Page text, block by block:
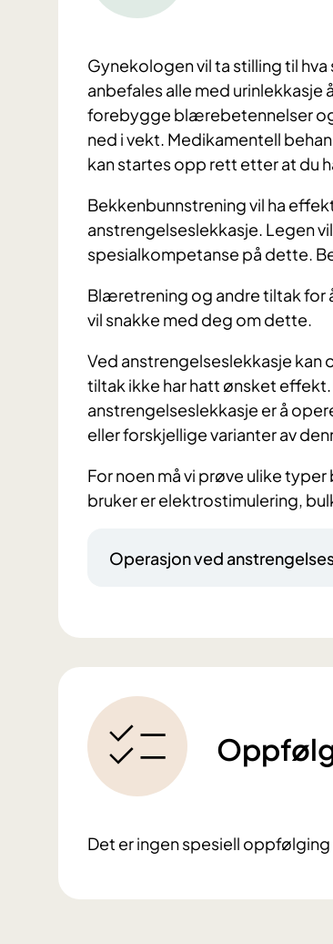
Gynekologen vil ta stilling til
anbefales alle med urinlekkasje
forebygge blærebetennelser
ned i vekt. Medikamentell
kan startes opp rett etter at du
Bekkenbunnstrening vil ha
anstrengelseslekkasje. Legen
spesialkompetanse på dette.
Blæretrening og andre tiltak for
vil snakke med deg om dette.
Ved anstrengelseslekkasje
tiltak ikke har hatt ønsket
anstrengelseslekkasje er å
eller forskjellige varianter av
For noen må vi prøve ulike
bruker er elektrostimulering,
Operasjon ved
Det er ingen spesiell